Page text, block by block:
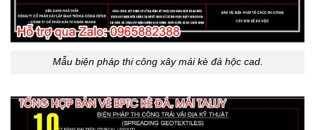
Mẫu biện pháp thi công xây mái kè đá hộc cad.